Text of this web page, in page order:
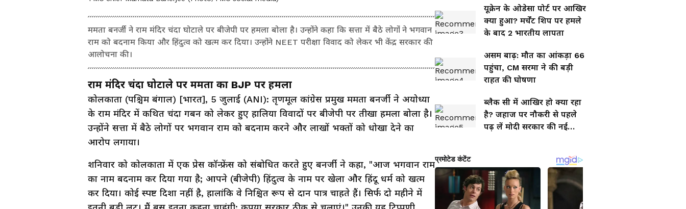
ममता बनर्जी ने राम मंदिर चंदा घोटाले पर बीजेपी पर हमला बोला है। उन्होंने कहा कि सत्ता में बैठे लोगों ने भगवान
राम को बदनाम किया और हिंदुत्व को खत्म कर दिया। उन्होंने NEET परीक्षा विवाद को लेकर भी केंद्र सरकार की
आलोचना की।
राम मंदिर चंदा घोटाले पर ममता का BJP पर हमला
कोलकाता (पश्चिम बंगाल) [भारत], 5 जुलाई (ANI): तृणमूल कांग्रेस प्रमुख ममता बनर्जी ने अयोध्या
के राम मंदिर में कथित चंदा गबन को लेकर हुए हालिया विवादों पर बीजेपी पर तीखा हमला बोला है।
उन्होंने सत्ता में बैठे लोगों पर भगवान राम को बदनाम करने और लाखों भक्तों को धोखा देने का
आरोप लगाया।
शनिवार को कोलकाता में एक प्रेस कॉन्फ्रेंस को संबोधित करते हुए बनर्जी ने कहा, "आज भगवान राम
का नाम बदनाम कर दिया गया है; आपने (बीजेपी) हिंदुत्व के नाम पर खेला और हिंदू धर्म को खत्म
कर दिया। कोई स्पष्ट दिशा नहीं है, हालांकि वे निश्चित रूप से दान पात्र चाहते हैं। सिर्फ दो महीने में
यूक्रेन के ओडेसा पोर्ट पर आखिर
क्या हुआ? मर्चेंट शिप पर हमले
के बाद 2 भारतीय लापता
असम बाढ़: मौत का आंकड़ा 66
पहुंचा, CM सरमा ने की बड़ी
राहत की घोषणा
ब्लैक सी में आखिर हो क्या रहा
है? जहाज पर नौकरी से पहले
पढ़ लें मोदी सरकार की नई